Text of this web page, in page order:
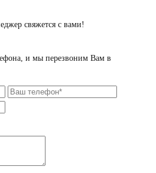
свяжется с вами!
и мы перезвоним Вам в